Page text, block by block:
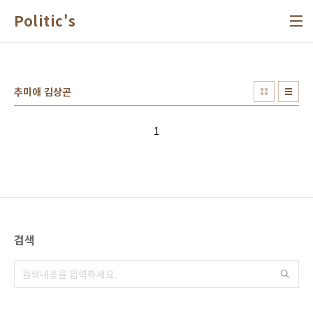
Politic's
추미애 김상곤
1
검색